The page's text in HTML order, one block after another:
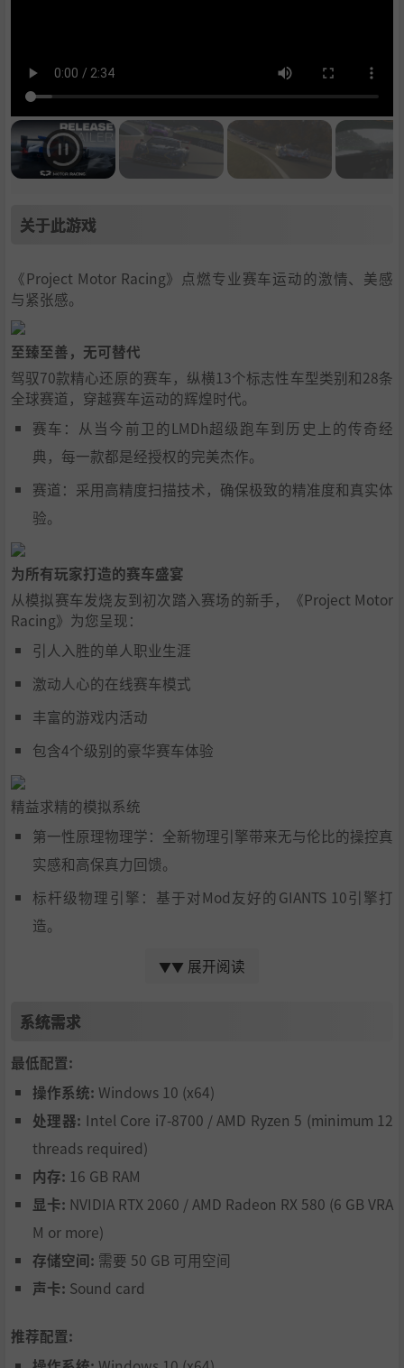
关于此游戏
《Project Motor Racing》点燃专业赛车运动的激情、美感
与紧张感。
至臻至善，无可替代
驾驭70款精心还原的赛车，纵横13个标志性车型类别和28条
全球赛道，穿越赛车运动的辉煌时代。
赛车：从当今前卫的LMDh超级跑车到历史上的传奇经
典，每一款都是经授权的完美杰作。
赛道：采用高精度扫描技术，确保极致的精准度和真实体
验。
为所有玩家打造的赛车盛宴
从模拟赛车发烧友到初次踏入赛场的新手，《Project Motor
Racing》为您呈现：
引人入胜的单人职业生涯
激动人心的在线赛车模式
丰富的游戏内活动
包含4个级别的豪华赛车体验
精益求精的模拟系统
第一性原理物理学：全新物理引擎带来无与伦比的操控真
实感和高保真力回馈。
标杆级物理引擎：基于对Mod友好的GIANTS 10引擎打
造。
工厂车手计划：每款车型的操控性能均经品牌合作伙伴和
的操控精度。
量。
感受每一刻的激情
动感十足的驾驶舱，呈现G力效应、热雾等逼真细节。
True2track真实赛道技术
▼▼ 展开阅读
系统需求
最低配置:
操作系统: Windows 10 (x64)
处理器: Intel Core i7-8700 / AMD Ryzen 5 (minimum 12
threads required)
内存: 16 GB RAM
显卡: NVIDIA RTX 2060 / AMD Radeon RX 580 (6 GB VRA
M or more)
存储空间: 需要 50 GB 可用空间
声卡: Sound card
推荐配置: